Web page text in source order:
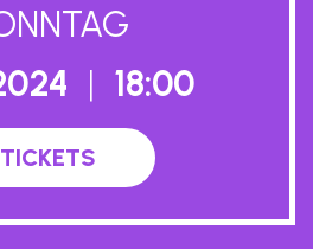
| 18:00
TICKETS